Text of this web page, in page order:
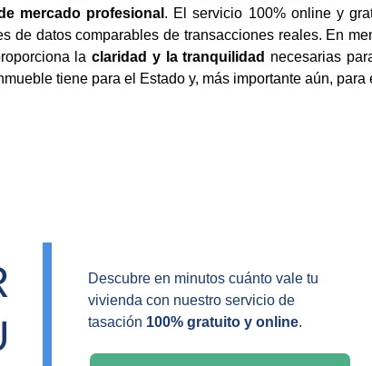
mercado profesional . El servicio 100% online y
de datos comparables de transacciones reales. En
laclaridad y la tranquilidad necesarias
tiene para el Estado y, más importante aún, para
Descubre en minutos cuánto vale tu
vivienda con nuestro servicio de
tasación 100% gratuito y online.